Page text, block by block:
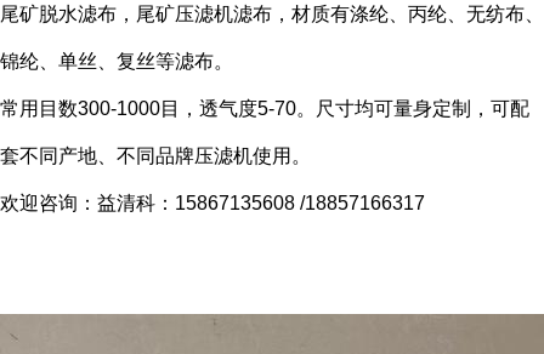
尾矿脱水滤布，尾矿压滤机滤布，材质有涤纶、丙纶、无纺布、
锦纶、单丝、复丝等滤布。
常用目数300-1000目，透气度5-70。尺寸均可量身定制，可配
套不同产地、不同品牌压滤机使用。
欢迎咨询：益清科：15867135608 /18857166317